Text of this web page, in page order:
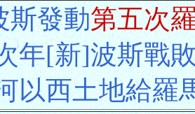
斯發動第五次
年[新]波斯戰
以西土地給羅